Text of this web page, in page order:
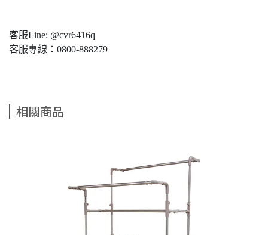
客服Line: @cvr6416q
客服專線：0800-888279
相關商品